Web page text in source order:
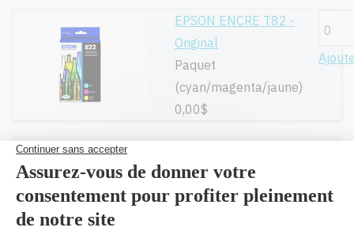
EPSON ENCRE T82 -
Original
Paquet
(cyan/magenta/jaune)
0,00$
Toutes nos cartouches réusinées sont
garanties.